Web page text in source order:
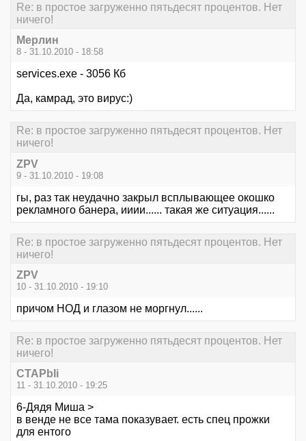
Re: в простое загруженно пятьдесят процентов. Нет
ничего!
Мерлин
8 - 31.10.2010 - 18:58
services.exe - 3056 Кб
Да, камрад, это вирус:)
Re: в простое загруженно пятьдесят процентов. Нет
ничего!
ZPV
9 - 31.10.2010 - 19:08
гы, раз так неудачно закрыл всплывающее окошко
рекламного банера, ииии...... такая же ситуация......
Re: в простое загруженно пятьдесят процентов. Нет
ничего!
ZPV
10 - 31.10.2010 - 19:10
причом НОД и глазом не моргнул......
Re: в простое загруженно пятьдесят процентов. Нет
ничего!
CTAPbIi
11 - 31.10.2010 - 19:25
6-Дядя Миша >
в венде не все тама показувает. есть спец прожки
для ентого